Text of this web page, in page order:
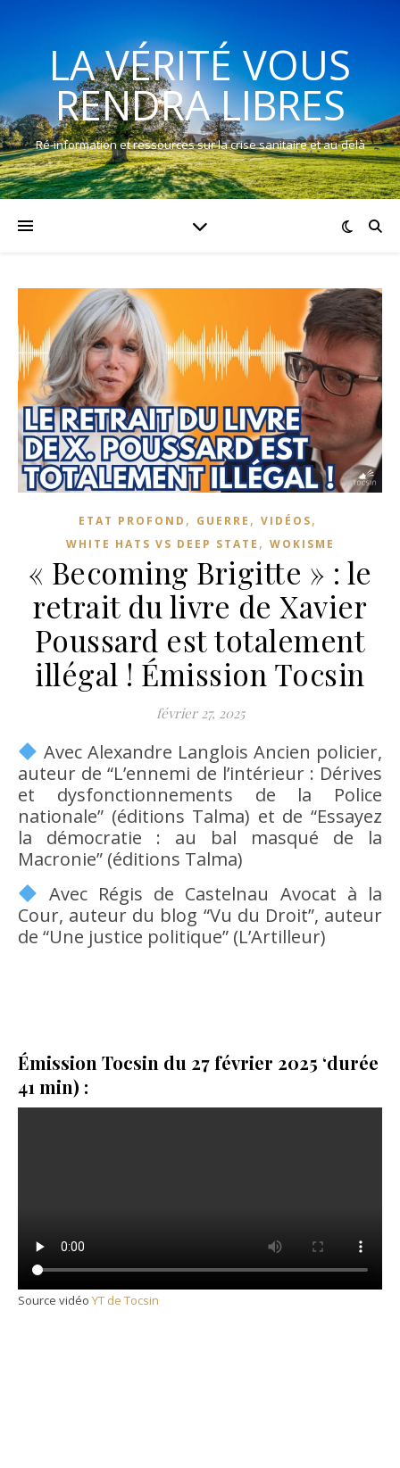
LA VÉRITÉ VOUS
RENDRA LIBRES
Ré-information et ressources sur la crise sanitaire et au-delà
ETAT PROFOND , GUERRE , VIDÉOS,
WHITE HATS VS DEEP STATE , WOKISME
« Becoming Brigitte » : le
retrait du livre de Xavier
Poussard est totalement
illégal ! Émission Tocsin
février 27, 2025
Avec Alexandre Langlois Ancien policier,
auteur de “L’ennemi de l’intérieur : Dérives
et dysfonctionnements de la Police
nationale” (éditions Talma) et de “Essayez
la démocratie : au bal masqué de la
Macronie” (éditions Talma)
Avec Régis de Castelnau Avocat à la
Cour, auteur du blog “Vu du Droit”, auteur
de “Une justice politique” (L’Artilleur)
Émission Tocsin du 27 février 2025 ‘durée
41 min) :
Source vidéo YT de Tocsin